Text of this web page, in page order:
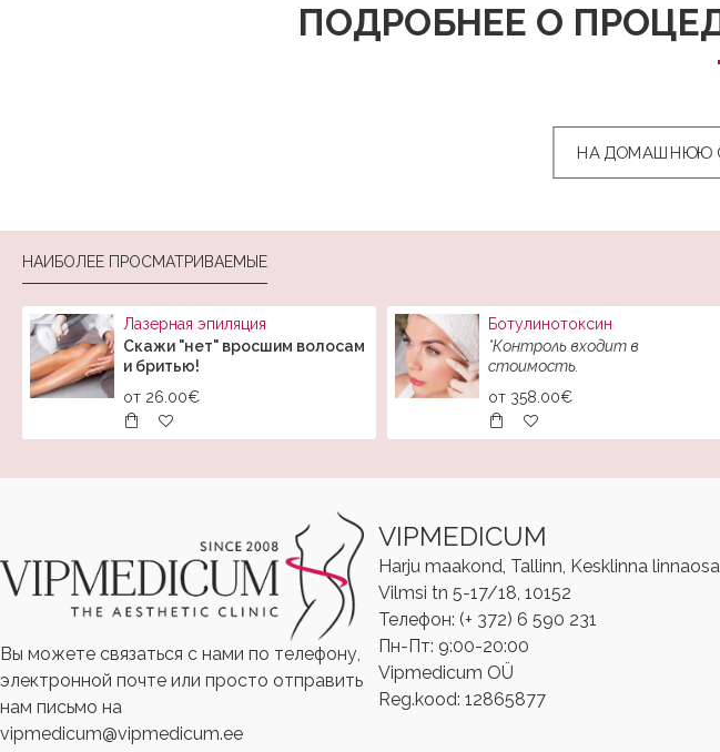
ПОДРОБНЕЕ О
НА ДОМАШНЮЮ
НАИБОЛЕЕ ПРОСМАТРИВАЕМЫЕ
Лазерная эпиляция
Скажи "нет" вросшим волосам
и бритью!
от 26.00€
Ботулинотоксин
*Контроль входит в
стоимость.
от 358.00€
Вы можете связаться с нами по телефону,
электронной почте или просто отправить
нам письмо на
vipmedicum@vipmedicum.ee
VIPMEDICUM
Harju maakond, Tallinn, Kesklinna
Vilmsi tn 5-17/18, 10152
Телефон: (+ 372) 6 590 231
Пн-Пт: 9:00-20:00
Vipmedicum OÜ
Reg.kood: ‎‎12865877